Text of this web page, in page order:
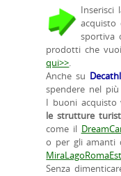
Inserisci
acquisto
sportiva
prodotti che
qui>>.
Anche su
spendere nel
I buoni acquisto
le strutture
come il
o per gli amanti
MiraLagoRomaEst
Senza